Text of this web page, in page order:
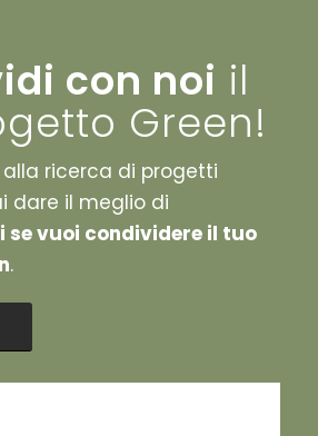
con noi il
Green!
ricerca di progetti
dare il meglio di
vuoi condividere il tuo
.